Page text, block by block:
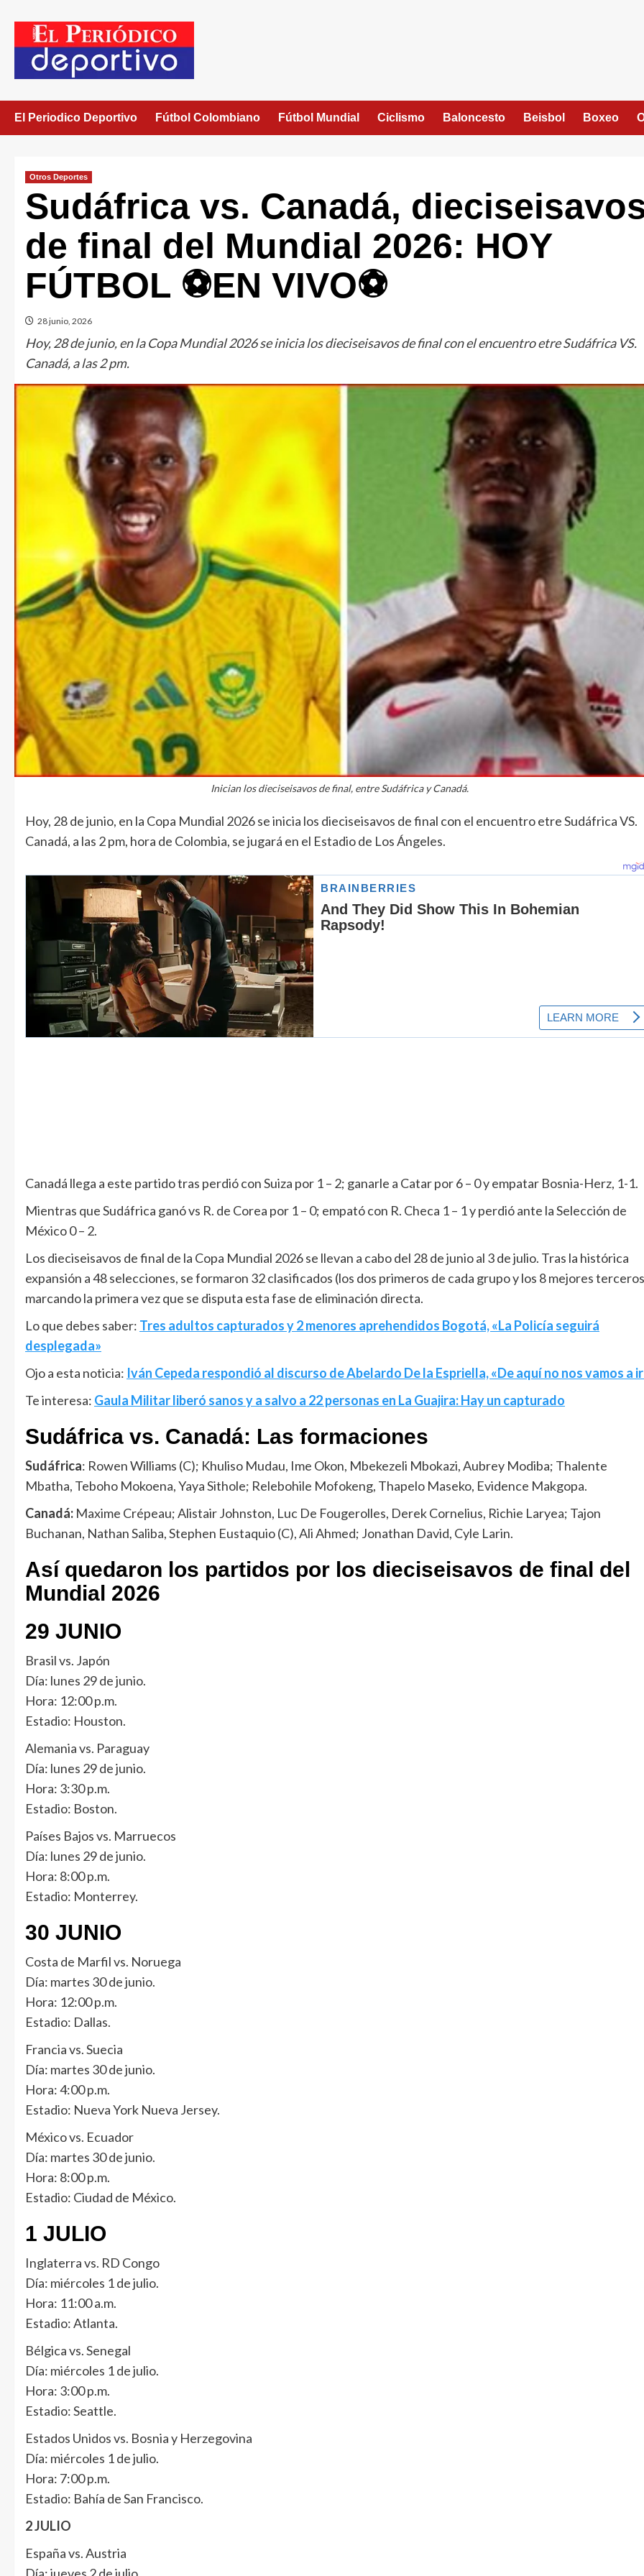
El Periodico Deportivo Fútbol Colombiano Fútbol Mundial Ciclismo Baloncesto Beisbol Boxeo
Otros Deportes
Sudáfrica vs. Canadá,
de final del Mundial 2026: HOY
FÚTBOL ⚽EN VIVO⚽
28 junio, 2026
Hoy, 28 de junio, en la Copa Mundial 2026 se inicia los dieciseisavos de final con el encuentro etre Sudáfrica VS.
Canadá, a las 2 pm.
Inician los dieciseisavos de final, entre Sudáfrica y Canadá.
Hoy, 28 de junio, en la Copa Mundial 2026 se inicia los dieciseisavos de final con el encuentro etre Sudáfrica VS.
Canadá, a las 2 pm, hora de Colombia, se jugará en el Estadio de Los Ángeles.
Canadá llega a este partido tras perdió con Suiza por 1 – 2; ganarle a Catar por 6 – 0 y empatar Bosnia-Herz, 1-1.
Mientras que Sudáfrica ganó vs R. de Corea por 1 – 0; empató con R. Checa 1 – 1 y perdió ante la Selección de
México 0 – 2.
Los dieciseisavos de final de la Copa Mundial 2026 se llevan a cabo del 28 de junio al 3 de julio. Tras la histórica
expansión a 48 selecciones, se formaron 32 clasificados (los dos primeros de cada grupo y los 8 mejores
marcando la primera vez que se disputa esta fase de eliminación directa.
Lo que debes saber: Tres adultos capturados y 2 menores aprehendidos Bogotá, «La Policía seguirá
desplegada»
Ojo a esta noticia: Iván Cepeda respondió al discurso de Abelardo De la Espriella, «De aquí no nos vamos a
Te interesa: Gaula Militar liberó sanos y a salvo a 22 personas en La Guajira: Hay un capturado
Sudáfrica vs. Canadá: Las formaciones
Sudáfrica: Rowen Williams (C); Khuliso Mudau, Ime Okon, Mbekezeli Mbokazi, Aubrey Modiba; Thalente
Mbatha, Teboho Mokoena, Yaya Sithole; Relebohile Mofokeng, Thapelo Maseko, Evidence Makgopa.
Canadá: Maxime Crépeau; Alistair Johnston, Luc De Fougerolles, Derek Cornelius, Richie Laryea; Tajon
Buchanan, Nathan Saliba, Stephen Eustaquio (C), Ali Ahmed; Jonathan David, Cyle Larin.
Así quedaron los partidos por los dieciseisavos de final del
Mundial 2026
29 JUNIO
Brasil vs. Japón
Día: lunes 29 de junio.
Hora: 12:00 p.m.
Estadio: Houston.
Alemania vs. Paraguay
Día: lunes 29 de junio.
Hora: 3:30 p.m.
Estadio: Boston.
Países Bajos vs. Marruecos
Día: lunes 29 de junio.
Hora: 8:00 p.m.
Estadio: Monterrey.
30 JUNIO
Costa de Marfil vs. Noruega
Día: martes 30 de junio.
Hora: 12:00 p.m.
Estadio: Dallas.
Francia vs. Suecia
Día: martes 30 de junio.
Hora: 4:00 p.m.
Estadio: Nueva York Nueva Jersey.
México vs. Ecuador
Día: martes 30 de junio.
Hora: 8:00 p.m.
Estadio: Ciudad de México.
1 JULIO
Inglaterra vs. RD Congo
Día: miércoles 1 de julio.
Hora: 11:00 a.m.
Estadio: Atlanta.
Bélgica vs. Senegal
Día: miércoles 1 de julio.
Hora: 3:00 p.m.
Estadio: Seattle.
Estados Unidos vs. Bosnia y Herzegovina
Día: miércoles 1 de julio.
Hora: 7:00 p.m.
Estadio: Bahía de San Francisco.
2 JULIO
España vs. Austria